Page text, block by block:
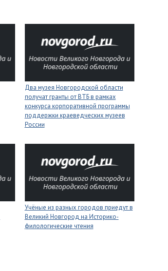
Два музея Новгородской области
получат гранты от ВТБ в рамках
конкурса корпоративной программы
поддержки краеведческих музеев
России
Учёные из разных городов приедут в
Великий Новгород на Историко-
филологические чтения